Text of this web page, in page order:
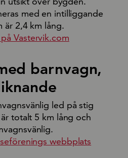
med en intilliggande
är 2,4 km lång.
Vastervik.com
barnvagn,
led på stig
totalt 5 km lång och
webbplats